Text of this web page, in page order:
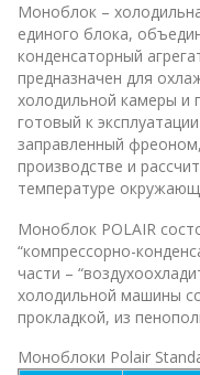
Моноблок –
единого блока,
конденсаторный
предназначен для
холодильной камеры и
готовый к
заправленный
производстве и
температуре
Моноблок POLAIR
“компрессорно-
части –
холодильной машины
прокладкой, из
Моноблоки Polair